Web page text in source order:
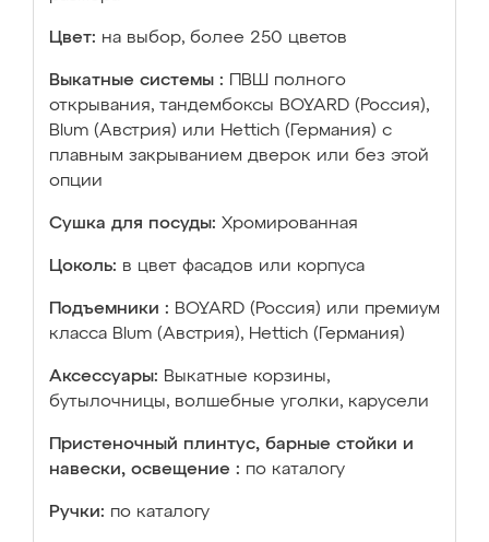
Цвет: на выбор, более 250 цветов
Выкатные системы :
ПВШ полного
открывания, тандембоксы BOYARD (Россия),
Blum (Австрия) или Hettich (Германия) с
плавным закрыванием дверок или без этой
опции
Сушка для посуды: Хромированная
Цоколь: в цвет фасадов или корпуса
Подъемники : BOYARD (Россия) или премиум
класса Blum (Австрия), Hettich (Германия)
Аксессуары: Выкатные корзины,
бутылочницы, волшебные уголки, карусели
Пристеночный плинтус, барные стойки и
навески, освещение : по каталогу
Ручки: по каталогу